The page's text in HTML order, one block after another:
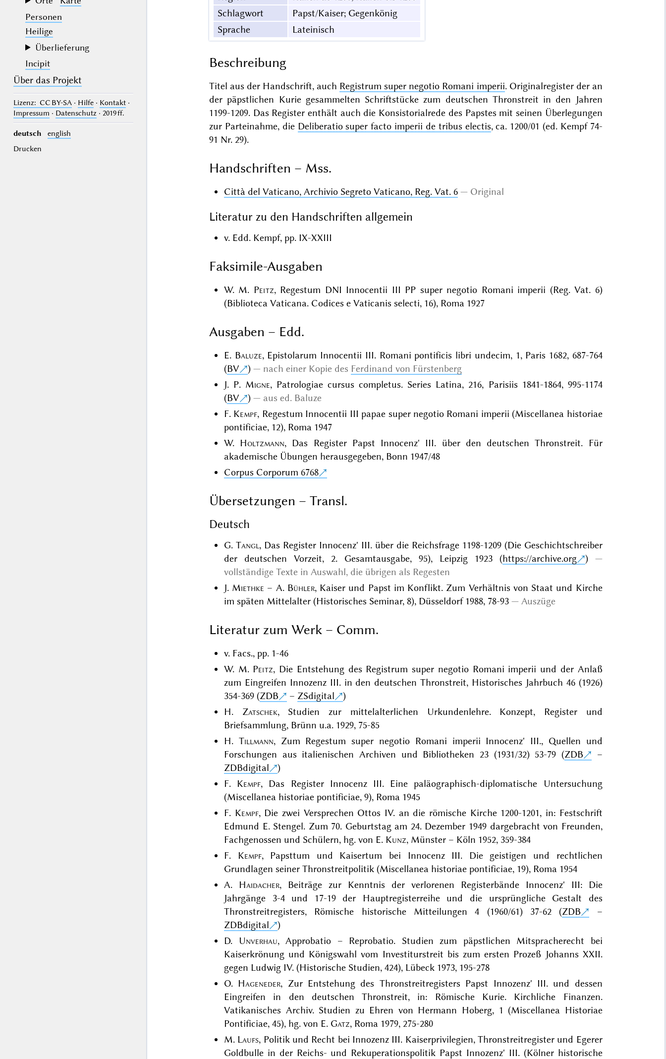
Personen
Heilige
Überlieferung
Incipit
Über das Projekt
Lizenz: CC BY-SA· Hilfe· Kontakt·
Impressum · Datenschutz· 2019 ff.
deutsch
english
Drucken
Schlagwort
Papst/Kaiser; Gegenkönig
Sprache
Lateinisch
Beschreibung
Titel aus der Handschrift, auch Registrum super negotio Romani imperii. Originalregister der an
der päpstlichen Kurie gesammelten Schriftstücke zum deutschen Thronstreit in den Jahren
1199-1209. Das Register enthält auch die Konsistorialrede des Papstes mit seinen Überlegungen
zur Parteinahme, die Deliberatio super facto imperii de tribus electis, ca. 1200/01 (ed. Kempf 74-
91 Nr. 29).
Handschriften – Mss.
Città del Vaticano, Archivio Segreto Vaticano, Reg. Vat. 6 Original
Literatur zu den Handschriften allgemein
v. Edd. Kempf, pp. IX-XXIII
Faksimile-Ausgaben
W. M. Peitz, Regestum DNI Innocentii III PP super negotio Romani imperii (Reg. Vat. 6)
(Biblioteca Vaticana. Codices e Vaticanis selecti, 16), Roma 1927
Ausgaben – Edd.
E. Baluze, Epistolarum Innocentii III. Romani pontificis libri undecim, 1, Paris 1682, 687-764
(BV ) nach einer Kopie des Ferdinand von Fürstenberg
J. P. Migne, Patrologiae cursus completus. Series Latina, 216, Parisiis 1841-1864, 995-1174
(BV )
aus ed. Baluze
F. Kempf, Regestum Innocentii III papae super negotio Romani imperii (Miscellanea historiae
pontificiae, 12), Roma 1947
W. Holtzmann, Das Register Papst Innocenz' III. über den deutschen Thronstreit. Für
akademische Übungen herausgegeben, Bonn 1947/48
Corpus Corporum 6768
Übersetzungen – Transl.
Deutsch
G. Tangl, Das Register Innocenz' III. über die Reichsfrage 1198-1209 (Die Geschichtschreiber
der deutschen Vorzeit, 2. Gesamtausgabe, 95), Leipzig 1923 (https://archive.org
)
vollständige Texte in Auswahl, die übrigen als Regesten
J. Miethke – A. Bühler, Kaiser und Papst im Konflikt. Zum Verhältnis von Staat und Kirche
im späten Mittelalter (Historisches Seminar, 8), Düsseldorf 1988, 78-93
Auszüge
Literatur zum Werk – Comm.
v. Facs., pp. 1-46
W. M. Peitz, Die Entstehung des Registrum super negotio Romani imperii und der Anlaß
zum Eingreifen Innozenz III. in den deutschen Thronstreit, Historisches Jahrbuch 46 (1926)
354-369 (ZDB – ZSdigital
)
H. Zatschek, Studien zur mittelalterlichen Urkundenlehre. Konzept, Register und
Briefsammlung, Brünn u.a. 1929, 75-85
H. Tillmann, Zum Regestum super negotio Romani imperii Innocenz' III., Quellen und
Forschungen aus italienischen Archiven und Bibliotheken 23 (1931/32) 53-79 (ZDB
–
ZDBdigital
)
F. Kempf, Das Register Innocenz III. Eine paläographisch-diplomatische Untersuchung
(Miscellanea historiae pontificiae, 9), Roma 1945
F. Kempf, Die zwei Versprechen Ottos IV. an die römische Kirche 1200-1201, in: Festschrift
Edmund E. Stengel. Zum 70. Geburtstag am 24. Dezember 1949 dargebracht von Freunden,
Fachgenossen und Schülern, hg. von E. Kunz, Münster – Köln 1952, 359-384
F. Kempf, Papsttum und Kaisertum bei Innocenz III. Die geistigen und rechtlichen
Grundlagen seiner Thronstreitpolitik (Miscellanea historiae pontificiae, 19), Roma 1954
A. Haidacher, Beiträge zur Kenntnis der verlorenen Registerbände Innocenz' III: Die
Jahrgänge 3-4 und 17-19 der Hauptregisterreihe und die ursprüngliche Gestalt des
Thronstreitregisters, Römische historische Mitteilungen 4 (1960/61) 37-62 (ZDB
–
ZDBdigital
)
D.
Unverhau, Approbatio – Reprobatio. Studien zum päpstlichen Mitspracherecht bei
Kaiserkrönung und Königswahl vom Investiturstreit bis zum ersten Prozeß Johanns XXII.
gegen Ludwig IV. (Historische Studien, 424), Lübeck 1973, 195-278
O. Hageneder, Zur Entstehung des Thronstreitregisters Papst Innozenz' III. und dessen
Eingreifen in den deutschen Thronstreit, in: Römische Kurie. Kirchliche Finanzen.
Vatikanisches Archiv. Studien zu Ehren von Hermann Hoberg, 1 (Miscellanea Historiae
Pontificiae, 45), hg. von E. Gatz, Roma 1979, 275-280
M. Laufs, Politik und Recht bei Innozenz III. Kaiserprivilegien, Thronstreitregister und Egerer
Goldbulle in der Reichs- und Rekuperationspolitik Papst Innozenz' III. (Kölner historische